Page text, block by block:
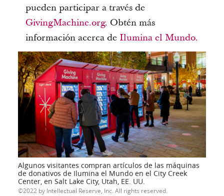
pueden participar a través de
GivingMachine.org. Obtén más
información acerca de Ilumina el Mundo.
Algunos visitantes compran artículos de las máquinas
de donativos de Ilumina el Mundo en el City Creek
Center, en Salt Lake City, Utah, EE. UU.
2022 by Intellectual Reserve, Inc. All rights reserved.